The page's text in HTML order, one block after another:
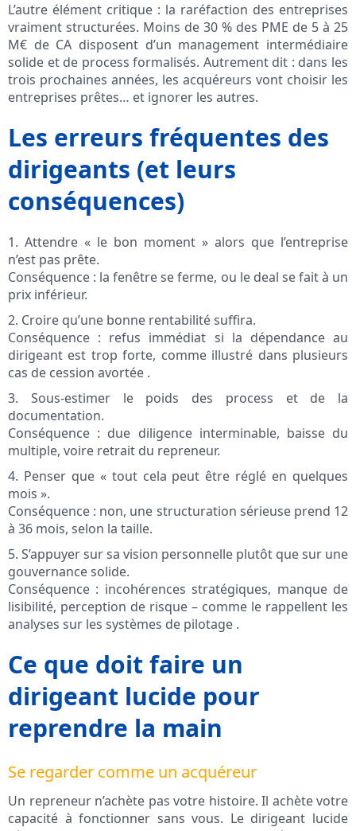
L’autre élément critique : la raréfaction des entreprises
vraiment structurées. Moins de 30 % des PME de 5 à 25
M€ de CA disposent d’un management intermédiaire
solide et de process formalisés. Autrement dit : dans les
trois prochaines années, les acquéreurs vont choisir les
entreprises prêtes… et ignorer les autres.
Les erreurs fréquentes des
dirigeants (et leurs
conséquences)
1. Attendre « le bon moment » alors que l’entreprise
n’est pas prête.
Conséquence : la fenêtre se ferme, ou le deal se fait à un
prix inférieur.
2. Croire qu’une bonne rentabilité suffira.
Conséquence : refus immédiat si la dépendance au
dirigeant est trop forte, comme illustré dans plusieurs
cas de cession avortée .
3. Sous-estimer le poids des process et de la
documentation.
Conséquence : due diligence interminable, baisse du
multiple, voire retrait du repreneur.
4. Penser que « tout cela peut être réglé en quelques
mois ».
Conséquence : non, une structuration sérieuse prend 12
à 36 mois, selon la taille.
5. S’appuyer sur sa vision personnelle plutôt que sur une
gouvernance solide.
Conséquence : incohérences stratégiques, manque de
lisibilité, perception de risque – comme le rappellent les
analyses sur les systèmes de pilotage .
Ce que doit faire un
dirigeant lucide pour
reprendre la main
Se regarder comme un acquéreur
Un repreneur n’achète pas votre histoire. Il achète votre
capacité à fonctionner sans vous. Le dirigeant lucide